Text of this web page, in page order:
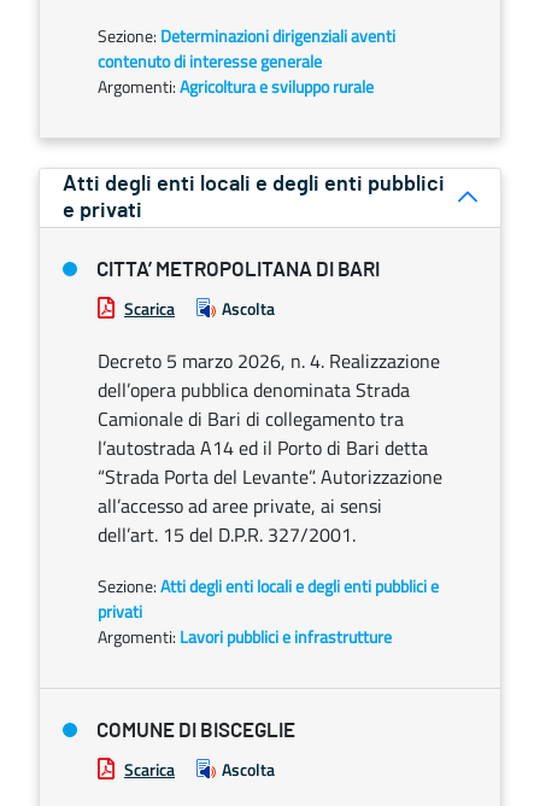
Sezione: Determinazioni dirigenziali aventi
contenuto di interesse generale
Argomenti:Agricoltura e sviluppo rurale
Atti degli enti locali e degli enti pubblici
e privati
CITTA’ METROPOLITANA DI BARI
Scarica Ascolta
Decreto 5 marzo 2026, n. 4. Realizzazione
dell’opera pubblica denominata Strada
Camionale di Bari di collegamento tra
l’autostrada A14 ed il Porto di Bari detta
“Strada Porta del Levante”. Autorizzazione
all’accesso ad aree private, ai sensi
dell’art. 15 del D.P.R. 327/2001.
Sezione:Atti degli enti locali e degli enti pubblici e
privati
Argomenti: Lavori pubblici e infrastrutture
COMUNE DI BISCEGLIE
Scarica Ascolta